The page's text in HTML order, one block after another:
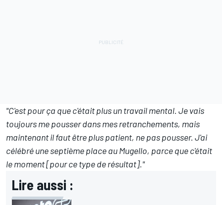
"C'est pour ça que c'était plus un travail mental. Je vais
toujours me pousser dans mes retranchements, mais
maintenant il faut être plus patient, ne pas pousser. J'ai
célébré une septième place au Mugello, parce que c'était
le moment [pour ce type de résultat]."
Lire aussi :